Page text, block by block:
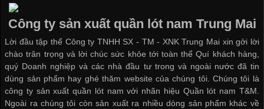
Ngành May Mặc Áo thun là một trong những trang phục quen
thuộc và được sử dụng phổ biến nhất hiện nay. Không chỉ đa
dạng về màu sắc hay chất liệu, áo thun còn có nhiều form dáng
khác nhau để phù hợp với từng phong cách thời trang và nhu
cầu
Công ty sản xuất quần lót nam Trung Mai
Lời đầu tập thể Công ty TNHH SX - TM - XNK Trung Mai xin gởi lời
chào trân trọng và lời chúc sức khỏe tới toàn thể Quí khách hàng,
quý Doanh nghiệp và các nhà đầu tư trong và ngoài nước đã tin
dùng sản phẩm hay ghé thăm website của chúng tôi. Chúng tôi là
công ty sản xuất quần lót nam với nhãn hiệu Quần lót nam T&M.
Ngoài ra chúng tôi còn sản xuất ra nhiều dòng sản phẩm khác về